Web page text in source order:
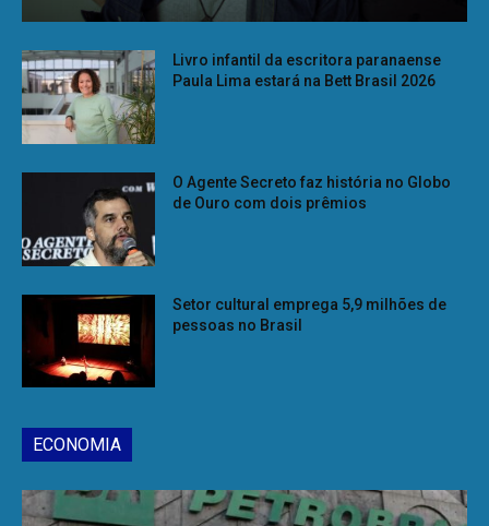
Livro infantil da escritora paranaense
Paula Lima estará na Bett Brasil 2026
O Agente Secreto faz história no Globo
de Ouro com dois prêmios
Setor cultural emprega 5,9 milhões de
pessoas no Brasil
ECONOMIA